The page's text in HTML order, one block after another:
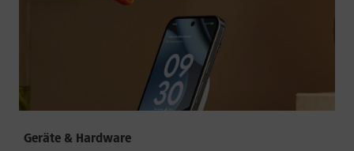
Geräte & Hardware